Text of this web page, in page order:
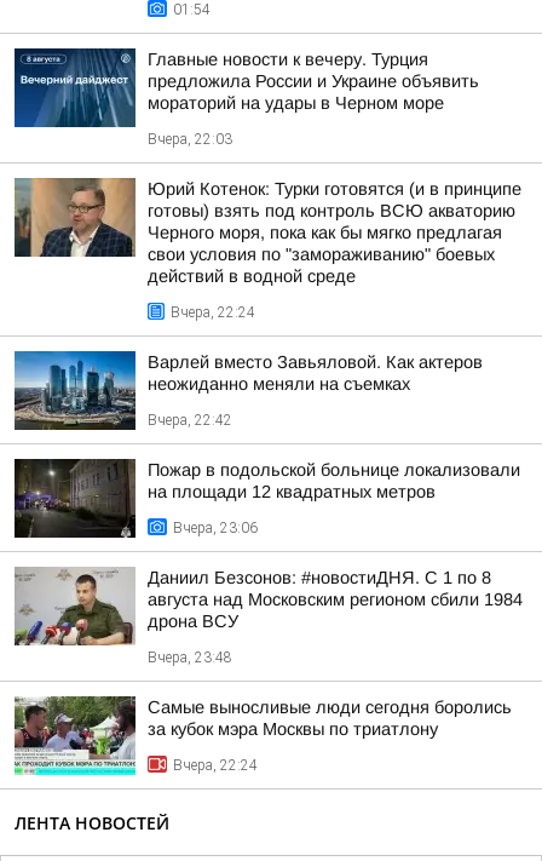
01:54
Главные новости к вечеру. Турция
предложила России и Украине объявить
мораторий на удары в Черном море
Вчера, 22:03
Юрий Котенок: Турки готовятся (и в принципе
готовы) взять под контроль ВСЮ акваторию
Черного моря, пока как бы мягко предлагая
свои условия по "замораживанию" боевых
действий в водной среде
Вчера, 22:24
Варлей вместо Завьяловой. Как актеров
неожиданно меняли на съемках
Вчера, 22:42
Пожар в подольской больнице локализовали
на площади 12 квадратных метров
Вчера, 23:06
Даниил Безсонов: #новостиДНЯ. С 1 по 8
августа над Московским регионом сбили 1984
дрона ВСУ
Вчера, 23:48
Самые выносливые люди сегодня боролись
за кубок мэра Москвы по триатлону
Вчера, 22:24
ЛЕНТА НОВОСТЕЙ